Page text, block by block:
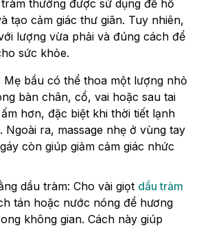
thường được sử dụng để hỗ
tạo cảm giác thư giãn. Tuy nhiên,
lượng vừa phải và đúng cách để
sức khỏe.
Mẹ bầu có thể thoa một lượng nhỏ
bàn chân, cổ, vai hoặc sau tai
hơn, đặc biệt khi thời tiết lạnh
Ngoài ra, massage nhẹ ở vùng tay
còn giúp giảm cảm giác nhức
dầu tràm: Cho vài giọt dầu tràm
tán hoặc nước nóng để hương
không gian. Cách này giúp